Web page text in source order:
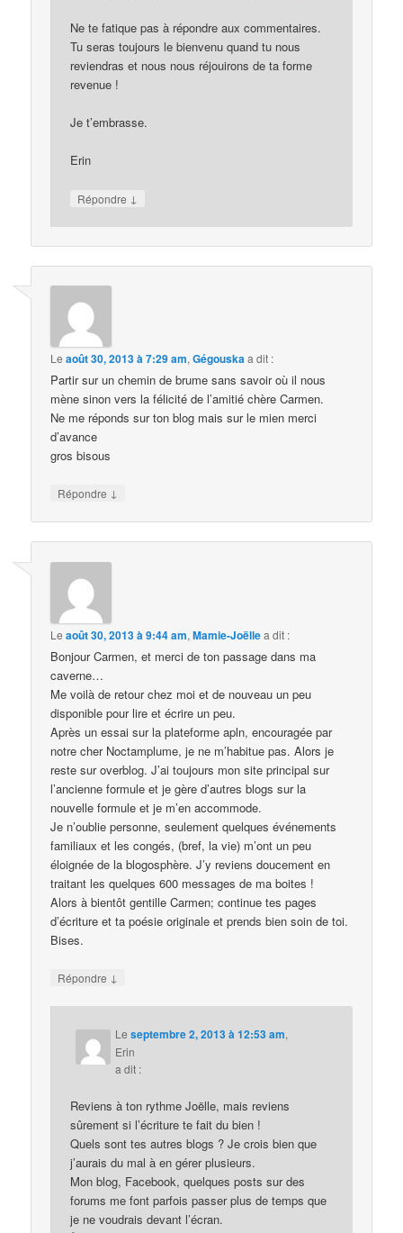
Ne te fatique pas à répondre aux commentaires.
Tu seras toujours le bienvenu quand tu nous
reviendras et nous nous réjouirons de ta forme
revenue !
Je t’embrasse.
Erin
Répondre ↓
Leaoût 30, 2013 à 7:29 am,Gégouskaa dit :
Partir sur un chemin de brume sans savoir où il nous
mène sinon vers la félicité de l’amitié chère Carmen.
Ne me réponds sur ton blog mais sur le mien merci
d’avance
gros bisous
Répondre ↓
Leaoût 30, 2013 à 9:44 am,Mamie-Joëllea dit :
Bonjour Carmen, et merci de ton passage dans ma
caverne…
Me voilà de retour chez moi et de nouveau un peu
disponible pour lire et écrire un peu.
Après un essai sur la plateforme apln, encouragée par
notre cher Noctamplume, je ne m’habitue pas. Alors je
reste sur overblog. J’ai toujours mon site principal sur
l’ancienne formule et je gère d’autres blogs sur la
nouvelle formule et je m’en accommode.
Je n’oublie personne, seulement quelques événements
familiaux et les congés, (bref, la vie) m’ont un peu
éloignée de la blogosphère. J’y reviens doucement en
traitant les quelques 600 messages de ma boites !
Alors à bientôt gentille Carmen; continue tes pages
d’écriture et ta poésie originale et prends bien soin de toi.
Bises.
Répondre ↓
Leseptembre 2, 2013 à 12:53 am,
Erin
a dit :
Reviens à ton rythme Joëlle, mais reviens
sûrement si l’écriture te fait du bien !
Quels sont tes autres blogs ? Je crois bien que
j’aurais du mal à en gérer plusieurs.
Mon blog, Facebook, quelques posts sur des
forums me font parfois passer plus de temps que
je ne voudrais devant l’écran.